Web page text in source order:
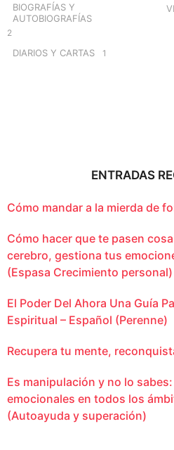
BIOGRAFÍAS Y
AUTOBIOGRAFÍAS
2
DIARIOS Y CARTAS 1
ENTRADAS
Cómo mandar a la mierda de
Cómo hacer que te pasen
cerebro, gestiona tus
(Espasa Crecimiento personal)
El Poder Del Ahora Una Guía
Espiritual – Español (Perenne)
Recupera tu mente,
Es manipulación y no lo
emocionales en todos los
(Autoayuda y superación)